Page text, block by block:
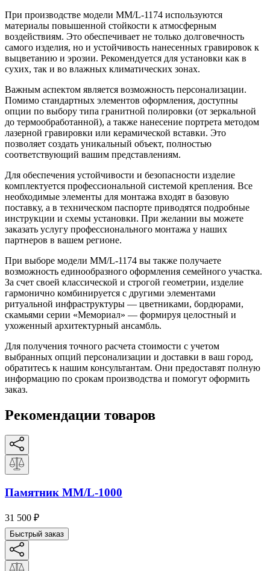
При производстве модели ММ/L-1174 используются
материалы повышенной стойкости к атмосферным
воздействиям. Это обеспечивает не только долговечность
самого изделия, но и устойчивость нанесенных гравировок к
выцветанию и эрозии. Рекомендуется для установки как в
сухих, так и во влажных климатических зонах.
Важным аспектом является возможность персонализации.
Помимо стандартных элементов оформления, доступны
опции по выбору типа гранитной полировки (от зеркальной
до термообработанной), а также нанесение портрета методом
лазерной гравировки или керамической вставки. Это
позволяет создать уникальный объект, полностью
соответствующий вашим представлениям.
Для обеспечения устойчивости и безопасности изделие
комплектуется профессиональной системой крепления. Все
необходимые элементы для монтажа входят в базовую
поставку, а в техническом паспорте приводятся подробные
инструкции и схемы установки. При желании вы можете
заказать услугу профессионального монтажа у наших
партнеров в вашем регионе.
При выборе модели ММ/L-1174 вы также получаете
возможность единообразного оформления семейного участка.
За счет своей классической и строгой геометрии, изделие
гармонично комбинируется с другими элементами
ритуальной инфраструктуры — цветниками, бордюрами,
скамьями серии «Мемориал» — формируя целостный и
ухоженный архитектурный ансамбль.
Для получения точного расчета стоимости с учетом
выбранных опций персонализации и доставки в ваш город,
обратитесь к нашим консультантам. Они предоставят полную
информацию по срокам производства и помогут оформить
заказ.
Рекомендации товаров
Памятник ММ/L-1000
31 500 ₽
Быстрый заказ